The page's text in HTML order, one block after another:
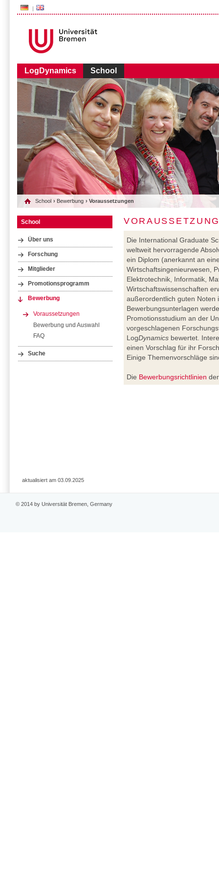
LogDynamics School
###AUDIENCE-BOX###
School › Bewerbung › Voraussetzungen
School
Über uns
Forschung
Mitglieder
Promotionsprogramm
Bewerbung
Voraussetzungen
Bewerbung und Auswahl
FAQ
Suche
Die International Graduate
weltweit hervorragende
ein Diplom (anerkannt an
Wirtschaftsingenieurwesen,
Elektrotechnik, Informatik,
Wirtschaftswissenschaften
außerordentlich guten Noten
Bewerbungsunterlagen
Promotionsstudium an der
vorgeschlagenen
LogDynamics bewertet.
einen Vorschlag für ihr
Einige Themenvorschläge
Die Bewerbungsrichtlinien
aktualisiert am 03.09.2025
© 2014 by Universität Bremen, Germany